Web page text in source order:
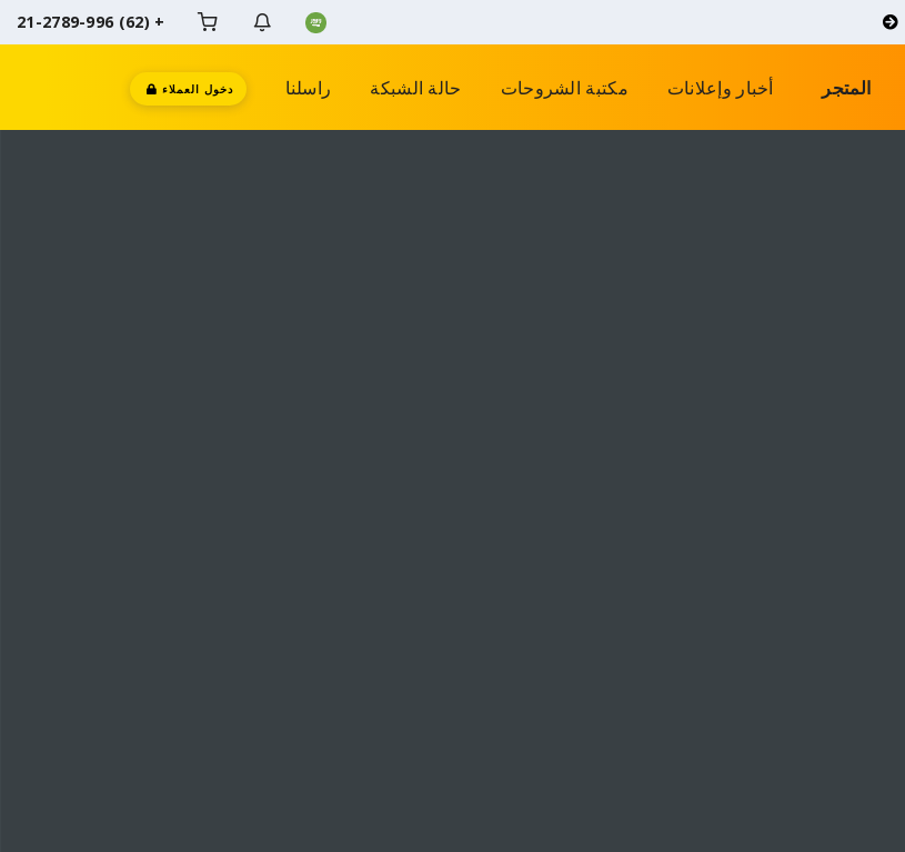
+ (62) 21-2789-996
المتجر أخبار وإعلانات مكتبة الشروحات حالة الشبكة راسلنا دخول العملاء